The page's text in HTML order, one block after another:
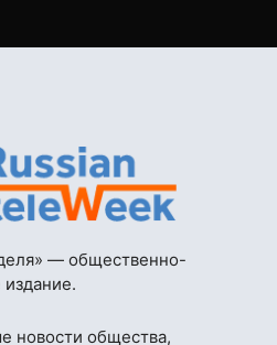
— общественно-
новости общества,